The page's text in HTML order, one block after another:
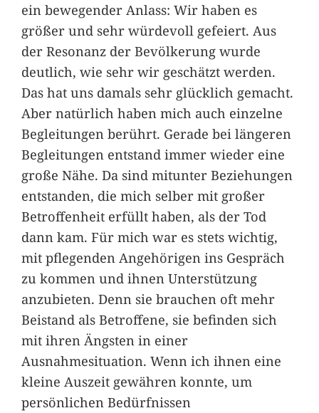
ein bewegender Anlass: Wir haben es
größer und sehr würdevoll gefeiert. Aus
der Resonanz der Bevölkerung wurde
deutlich, wie sehr wir geschätzt werden.
Das hat uns damals sehr glücklich gemacht.
Aber natürlich haben mich auch einzelne
Begleitungen berührt. Gerade bei längeren
Begleitungen entstand immer wieder eine
große Nähe. Da sind mitunter Beziehungen
entstanden, die mich selber mit großer
Betroffenheit erfüllt haben, als der Tod
dann kam. Für mich war es stets wichtig,
mit pflegenden Angehörigen ins Gespräch
zu kommen und ihnen Unterstützung
anzubieten. Denn sie brauchen oft mehr
Beistand als Betroffene, sie befinden sich
mit ihren Ängsten in einer
Ausnahmesituation. Wenn ich ihnen eine
kleine Auszeit gewähren konnte, um
persönlichen Bedürfnissen